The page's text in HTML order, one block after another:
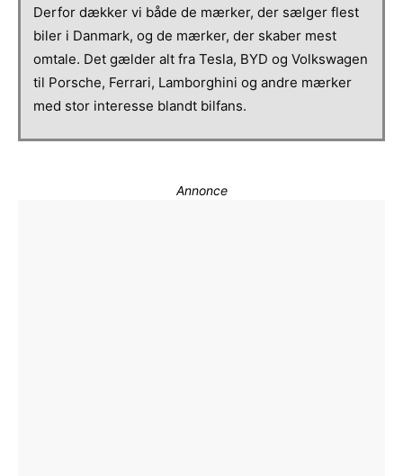
Derfor dækker vi både de mærker, der sælger flest
biler i Danmark, og de mærker, der skaber mest
omtale. Det gælder alt fra Tesla, BYD og Volkswagen
til Porsche, Ferrari, Lamborghini og andre mærker
med stor interesse blandt bilfans.
Annonce